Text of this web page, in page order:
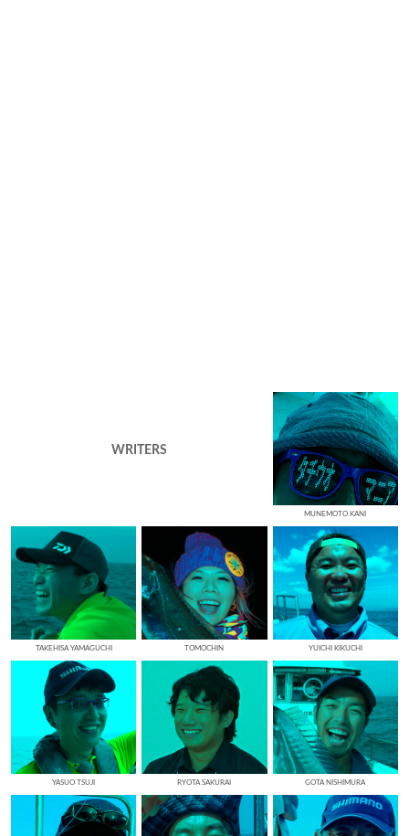
WRITERS
MUNEMOTO KANI
TAKEHISA YAMAGUCHI TOMOCHIN YUICHI KIKUCHI
YASUO TSUJI RYOTA SAKURAI GOTA NISHIMURA